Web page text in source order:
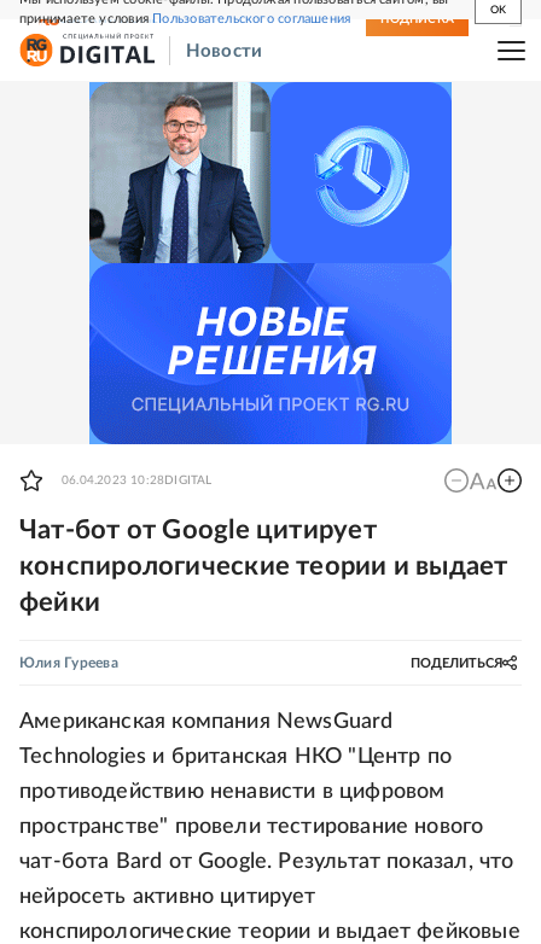
принимаете условияПользовательского соглашения
OK
СВЕЖИЙ НОМЕР ПОДПИСКА
Новости
06.04.2023 10:28 DIGITAL
Чат-бот от Google цитирует
конспирологические теории и выдает
фейки
Юлия Гуреева ПОДЕЛИТЬСЯ
Американская компания NewsGuard
Technologies и британская НКО "Центр по
противодействию ненависти в цифровом
пространстве" провели тестирование нового
чат-бота Bard от Google. Результат показал, что
нейросеть активно цитирует
конспирологические теории и выдает фейковые